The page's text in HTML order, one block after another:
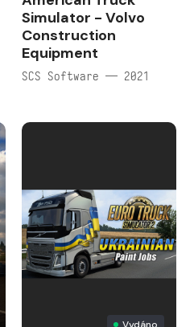
Simulator - Volvo
Construction
Equipment
SCS Software — 2021
Vydáno